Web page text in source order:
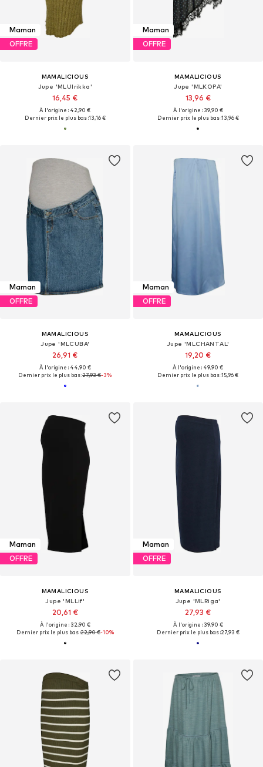
Maman
OFFRE
MAMALICIOUS
Jupe 'MLUlrikka'
16,45 €
À l'origine : 42,90 €
Dernier prix le plus bas :13,16 €
Maman
OFFRE
MAMALICIOUS
Jupe 'MLKOPA'
13,96 €
À l'origine : 39,90 €
Dernier prix le plus bas :13,96 €
Maman
OFFRE
MAMALICIOUS
Jupe 'MLCUBA'
26,91 €
À l'origine : 44,90 €
Dernier prix le plus bas :27,93 €-3%
Maman
OFFRE
MAMALICIOUS
Jupe 'MLCHANTAL'
19,20 €
À l'origine : 49,90 €
Dernier prix le plus bas :15,96 €
Maman
OFFRE
MAMALICIOUS
Jupe 'MLLif'
20,61 €
À l'origine : 32,90 €
Dernier prix le plus bas :22,90 €-10%
Maman
OFFRE
MAMALICIOUS
Jupe 'MLRiga'
27,93 €
À l'origine : 39,90 €
Dernier prix le plus bas :27,93 €